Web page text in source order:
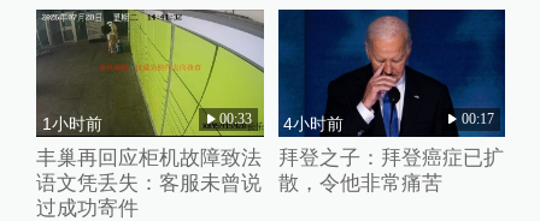
1小时前 00:33
丰巢再回应柜机故障致法
语文凭丢失：客服未曾说
过成功寄件
4小时前 00:17
拜登之子：拜登癌症已扩
散，令他非常痛苦